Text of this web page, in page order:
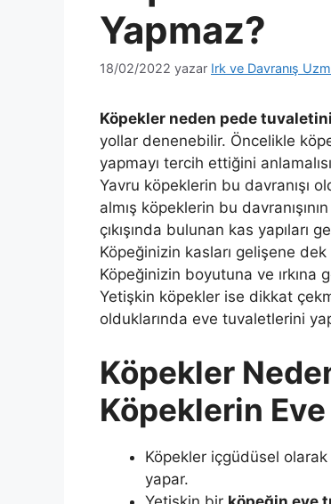
Yapmaz?
18/02/2022 yazar Irk ve Davranış
Köpekler neden pede tuvaletini
yollar denenebilir. Öncelikle
yapmayı tercih ettiğini
Yavru köpeklerin bu davranışı
almış köpeklerin bu
çıkışında bulunan kas
Köpeğinizin kasları gelişene dek
Köpeğinizin boyutuna ve ırkına
Yetişkin köpekler ise dikkat
olduklarında eve tuvaletlerini
Köpekler
Köpeklerin
Köpekler içgüdüsel olarak
yapar.